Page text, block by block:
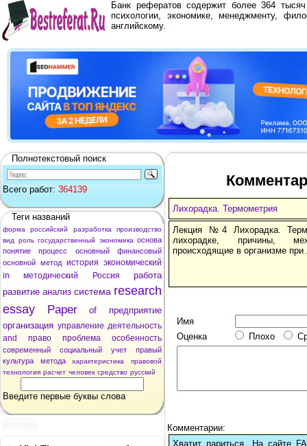
Банк рефератов содержит более 364
психологии, экономике, менеджменту,
английскому.
Полнотекстовый поиск
Всего работ: 364139
Теги названий
форма российский разработка
производство
вид
роль государственный экономика основа
понятие
процесс основный
финансовый
основной метод история экономический
in
методический Россия
работа
развитие анализ система research
essay
Paper of
предприятие
организация управление деятельность
and
право проблема особенность
современный социальный учет
правый
культура
метода характеристика
правовой
технология расчет человек средство русский
Введите первые буквы слова
Лихорадка. Термометрия
Лекция №4 Лихорадка.
лихорадке, причины,
происходящие в организме при
Имя
Оценка
Плохо
Комментарии:
Хватит париться. На сайте